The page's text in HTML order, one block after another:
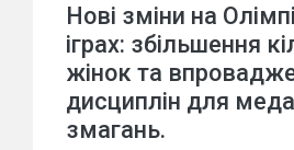
Нові зміни на
іграх: збільшення
жінок та
дисциплін для
змагань.